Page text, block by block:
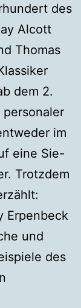
des
Alcott
Thomas
dem 2.
im
eine Sie-
Trotzdem
Erpenbeck
und
des